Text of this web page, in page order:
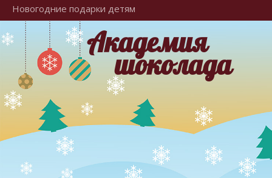
Новогодние подарки детям
Академия
шоколада